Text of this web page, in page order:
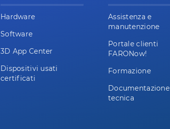
Hardware
Software
3D App Center
Dispositivi usati
certificati
Assistenza e
manutenzione
Portale clienti
FARONow!
Formazione
Documentazione
tecnica